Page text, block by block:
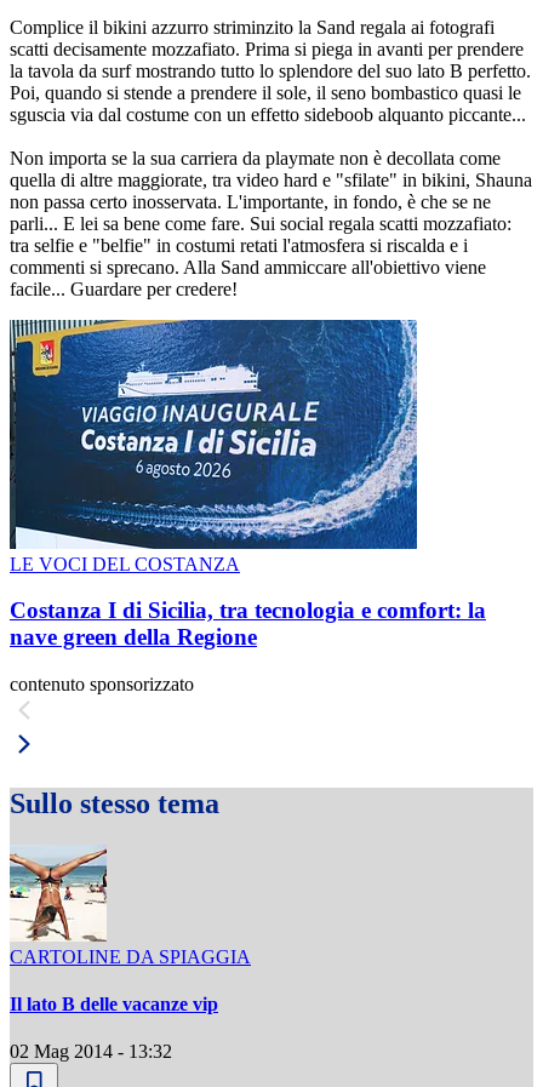
Complice il bikini azzurro striminzito la Sand regala ai fotografi
scatti decisamente mozzafiato. Prima si piega in avanti per prendere
la tavola da surf mostrando tutto lo splendore del suo lato B perfetto.
Poi, quando si stende a prendere il sole, il seno bombastico quasi le
sguscia via dal costume con un effetto sideboob alquanto piccante...
Non importa se la sua carriera da playmate non è decollata come
quella di altre maggiorate, tra video hard e "sfilate" in bikini, Shauna
non passa certo inosservata. L'importante, in fondo, è che se ne
parli... E lei sa bene come fare. Sui social regala scatti mozzafiato:
tra selfie e "belfie" in costumi retati l'atmosfera si riscalda e i
commenti si sprecano. Alla Sand ammiccare all'obiettivo viene
facile... Guardare per credere!
LE VOCI DEL COSTANZA
Costanza I di Sicilia, tra tecnologia e comfort: la
nave green della Regione
contenuto sponsorizzato
Sullo stesso tema
CARTOLINE DA SPIAGGIA
Il lato B delle vacanze vip
02 Mag 2014 - 13:32